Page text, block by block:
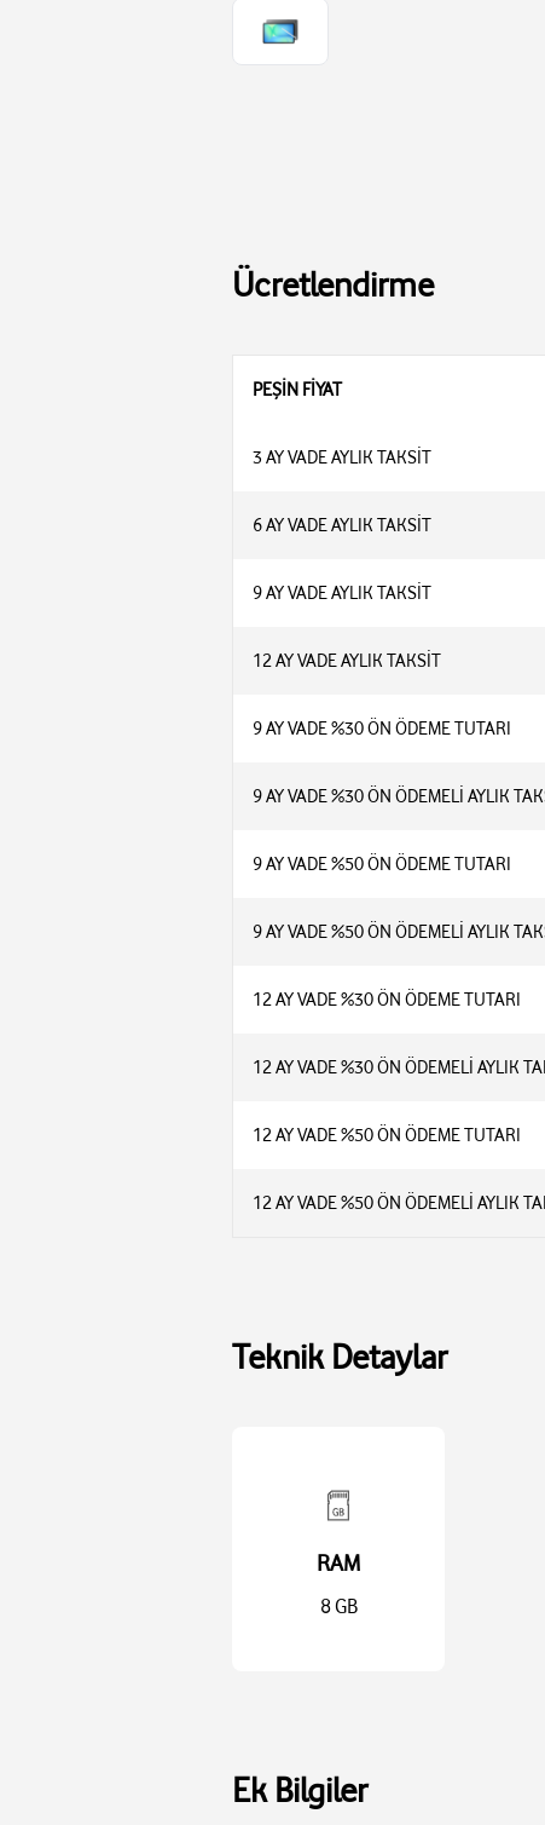
Ücretlendirme
PEŞİN FİYAT
3 AY VADE AYLIK TAKSİT
6 AY VADE AYLIK TAKSİT
9 AY VADE AYLIK TAKSİT
12 AY VADE AYLIK TAKSİT
9 AY VADE %30 ÖN ÖDEME TUTARI
9 AY VADE %30 ÖN ÖDEMELİ AYLIK
9 AY VADE %50 ÖN ÖDEME TUTARI
9 AY VADE %50 ÖN ÖDEMELİ AYLIK
12 AY VADE %30 ÖN ÖDEME TUTARI
12 AY VADE %30 ÖN ÖDEMELİ AYLIK
12 AY VADE %50 ÖN ÖDEME TUTARI
12 AY VADE %50 ÖN ÖDEMELİ AYLIK
Teknik Detaylar
RAM
8 GB
Ek Bilgiler